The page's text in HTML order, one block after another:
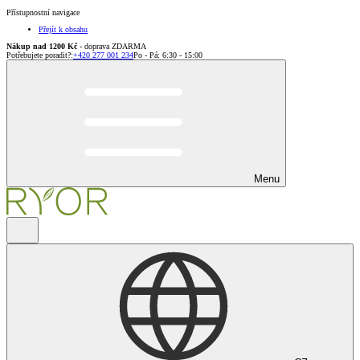
Přístupnostní navigace
Přejít k obsahu
Nákup nad 1200 Kč - doprava ZDARMA
Potřebujete poradit?:+420 277 001 234Po - Pá: 6:30 - 15:00
Menu